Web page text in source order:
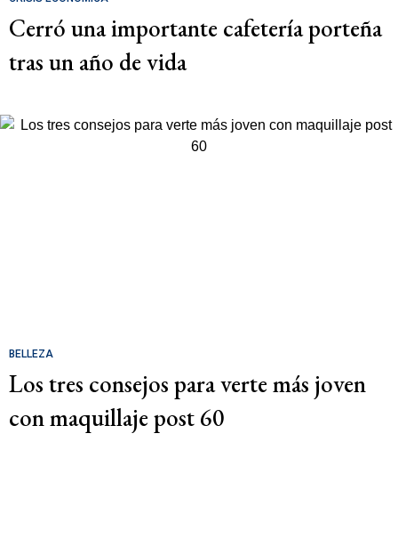
Cerró una importante cafetería porteña
tras un año de vida
BELLEZA
Los tres consejos para verte más joven
con maquillaje post 60